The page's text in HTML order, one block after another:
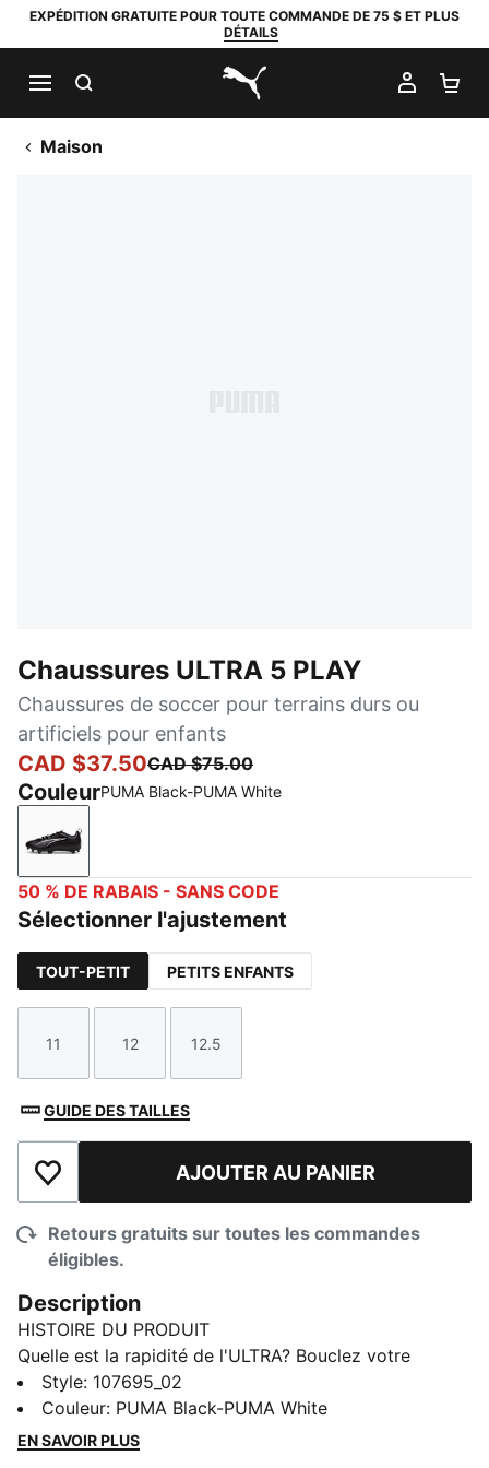
EXPÉDITION GRATUITE POUR TOUTE COMMANDE DE 75 $ ET PLUS
DÉTAILS
PUMA.com
MON
Maison
Chaussures ULTRA 5 PLAY
Chaussures de soccer pour terrains durs ou
artificiels pour enfants
CAD $37.50CAD $75.00
CouleurPUMA Black-PUMA White
PUMA Black-PUMA White
50 % DE RABAIS - SANS CODE
Sélectionner l'ajustement
TOUT-PETIT PETITS ENFANTS
Taille
11
Taille
12
Taille
12.5
GUIDE DES TAILLES
Ajouter à la liste de souhaits
AJOUTER AU PANIER
Retours gratuits sur toutes les commandes
éligibles.
Description
HISTOIRE DU PRODUIT
Quelle est la rapidité de l'ULTRA? Bouclez votre
ceinture de sécurité. Ces chaussures à crampons sont
dotées d’une toute nouvelle semelle extérieure
SPEEDSYSTEM combinée à la conception des
Style: 107695_02
Couleur: PUMA Black-PUMA White
EN SAVOIR PLUS